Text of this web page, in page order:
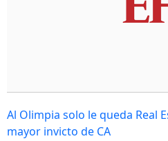
Al Olimpia solo le queda Real
mayor invicto de CA